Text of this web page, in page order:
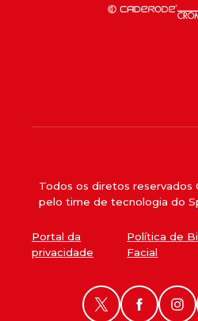
Todos os diretos reservados
pelo time de tecnologia do
Portal da
privacidade
Política de
Facial